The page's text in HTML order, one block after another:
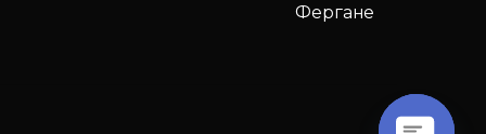
Фергане